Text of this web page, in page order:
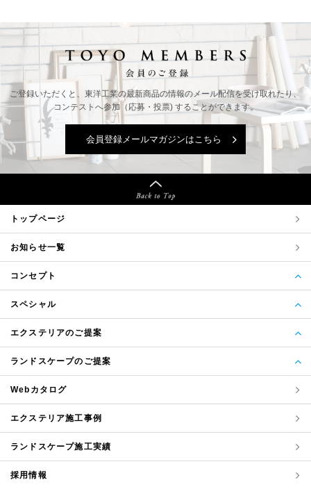
ご登録いただくと、東洋工業の最新商品の情報のメール配信を受け取れたり、
コンテストへ参加（応募・投票) することができます。
会員登録メールマガジンはこちら
トップページ
お知らせ一覧
コンセプト
スペシャル
エクステリアのご提案
ランドスケープのご提案
Webカタログ
エクステリア施工事例
ランドスケープ施工実績
採用情報